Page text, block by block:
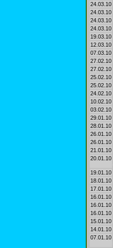
24.03.10
24.03.10
24.03.10
24.03.10
19.03.10
12.03.10
07.03.10
27.02.10
27.02.10
25.02.10
25.02.10
24.02.10
10.02.10
03.02.10
29.01.10
28.01.10
26.01.10
26.01.10
21.01.10
20.01.10
19.01.10
18.01.10
17.01.10
16.01.10
16.01.10
16.01.10
15.01.10
14.01.10
07.01.10